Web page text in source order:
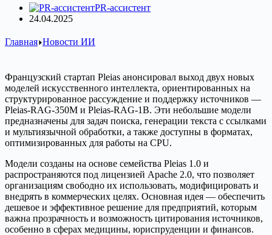
PR-ассистент
24.04.2025
Главная Новости ИИ
Французский стартап Pleias анонсировал выход двух новых
моделей искусственного интеллекта, ориентированных на
структурированное рассуждение и поддержку источников —
Pleias-RAG-350M и Pleias-RAG-1B. Эти небольшие модели
предназначены для задач поиска, генерации текста с ссылками
и мультиязычной обработки, а также доступны в форматах,
оптимизированных для работы на CPU.
Модели созданы на основе семейства Pleias 1.0 и
распространяются под лицензией Apache 2.0, что позволяет
организациям свободно их использовать, модифицировать и
внедрять в коммерческих целях. Основная идея — обеспечить
дешевое и эффективное решение для предприятий, которым
важна прозрачность и возможность цитирования источников,
особенно в сферах медицины, юриспруденции и финансов.